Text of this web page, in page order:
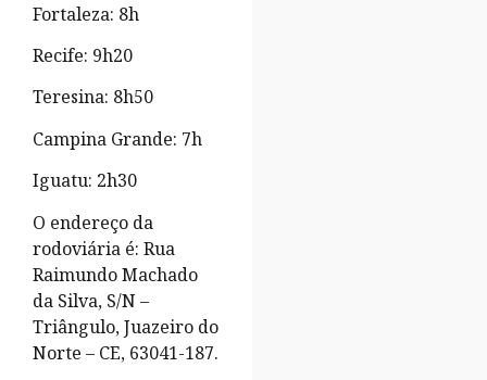
Fortaleza: 8h
Recife: 9h20
Teresina: 8h50
Campina Grande: 7h
Iguatu: 2h30
O endereço da
rodoviária é: Rua
Raimundo Machado
da Silva, S/N –
Triângulo, Juazeiro do
Norte – CE, 63041-187.